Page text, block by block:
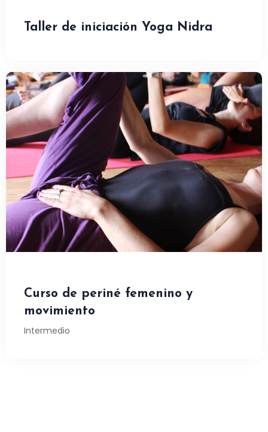
Taller de iniciación Yoga Nidra
Curso de periné femenino y
movimiento
Intermedio